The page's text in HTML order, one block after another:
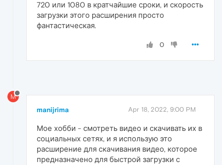
720 или 1080 в кратчайшие сроки, и скорость
загрузки этого расширения просто
фантастическая.
0
M
manijrima Apr 18, 2022, 9:00 PM
Мое хобби - смотреть видео и скачивать их в
социальных сетях, и я использую это
расширение для скачивания видео, которое
предназначено для быстрой загрузки с